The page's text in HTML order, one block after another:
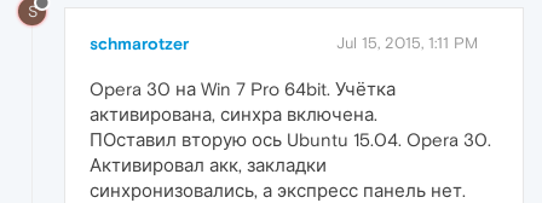
S
schmarotzer Jul 15, 2015, 1:11 PM
Opera 30 на Win 7 Pro 64bit. Учётка
активирована, синхра включена.
ПОставил вторую ось Ubuntu 15.04. Opera 30.
Активировал акк, закладки
синхронизовались, а экспресс панель нет.